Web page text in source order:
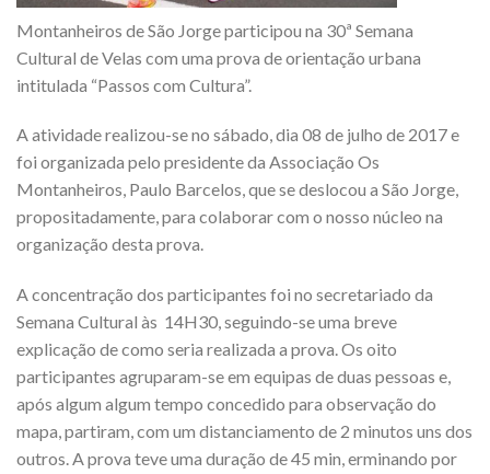
Montanheiros de São Jorge participou na 30ª Semana
Cultural de Velas com uma prova de orientação urbana
intitulada “Passos com Cultura”.
A atividade realizou-se no sábado, dia 08 de julho de 2017 e
foi organizada pelo presidente da Associação Os
Montanheiros, Paulo Barcelos, que se deslocou a São Jorge,
propositadamente, para colaborar com o nosso núcleo na
organização desta prova.
A concentração dos participantes foi no secretariado da
Semana Cultural às 14H30, seguindo-se uma breve
explicação de como seria realizada a prova. Os oito
participantes agruparam-se em equipas de duas pessoas e,
após algum algum tempo concedido para observação do
mapa, partiram, com um distanciamento de 2 minutos uns dos
outros. A prova teve uma duração de 45 min, erminando por